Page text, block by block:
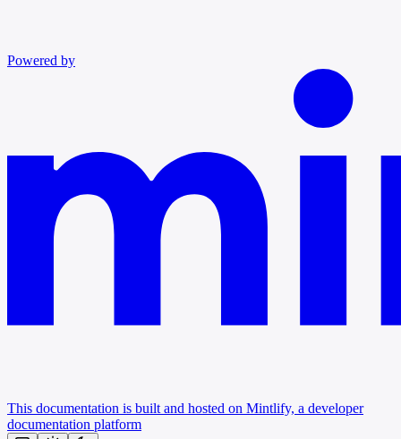
Powered by
This documentation is built and hosted on Mintlify, a developer
documentation platform